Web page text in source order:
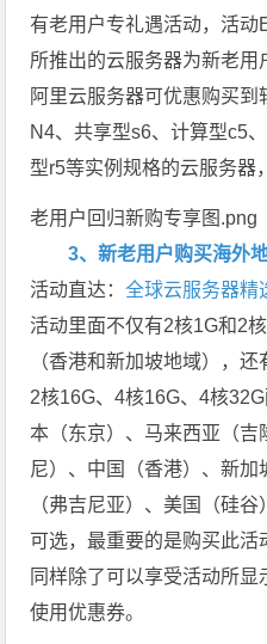
有老用户专礼遇活动，活
所推出的云服务器为新老
阿里云服务器可优惠购买
N4、共享型s6、计算型c5
型r5等实例规格的云服务器
老用户回归新购专享图.png
3、新老用户购买海外
活动直达：全球云服务器精
活动里面不仅有2核1G和2
（香港和新加坡地域），
2核16G、4核16G、4核
本（东京）、马来西亚（吉
尼）、中国（香港）、新加
（弗吉尼亚）、美国（硅
可选，最重要的是购买此活
同样除了可以享受活动所
使用优惠券。